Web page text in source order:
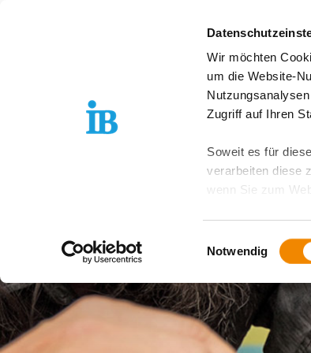
Wir möchten
um die Website-
Zugriff auf Ihren
Soweit es für
verarbeiten diese
wenn Sie zum
zusätzlichen
Weitere Details
Sie möchten,
Kategorien
Zwecke
Notwendig
IB Südwest